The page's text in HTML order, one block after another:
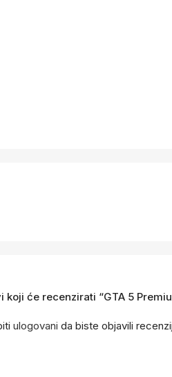
koji će recenzirati “GTA 5
ulogovani da biste objavili